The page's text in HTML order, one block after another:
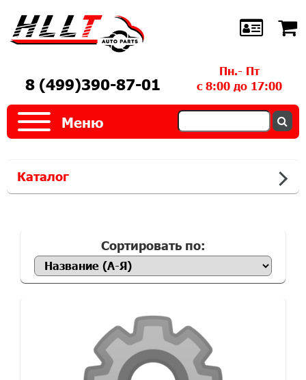
8 (499)390-87-01
Пн.- Пт
с 8:00 до 17:00
Меню
Каталог
Сортировать по: